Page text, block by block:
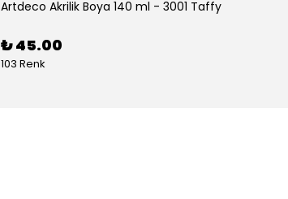
Artdeco Akrilik Boya 140 ml - 3001 Taffy
₺ 45.00
103 Renk